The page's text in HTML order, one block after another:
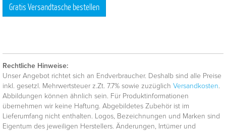
Gratis Versandtasche bestellen
Rechtliche Hinweise:
Unser Angebot richtet sich an Endverbraucher. Deshalb sind alle Preise
inkl. gesetzl. Mehrwertsteuer z.Zt. 7.7% sowie zuzüglich Versandkosten.
Abbildungen können ähnlich sein. Für Produktinformationen
übernehmen wir keine Haftung. Abgebildetes Zubehör ist im
Lieferumfang nicht enthalten. Logos, Bezeichnungen und Marken sind
Eigentum des jeweiligen Herstellers. Änderungen, Irrtümer und